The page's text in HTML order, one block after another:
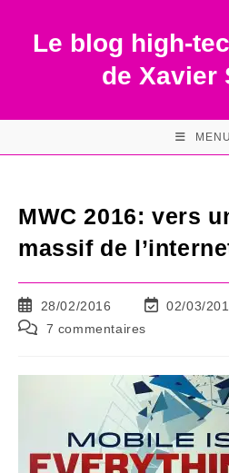
contentLe blog high-
de Xavier
MENU
MWC 2016: vers
massif de
Publication
publiée :
28/02/2016
Dernière
publication :
02/03/
Commentaires
publication :
7 commentaires